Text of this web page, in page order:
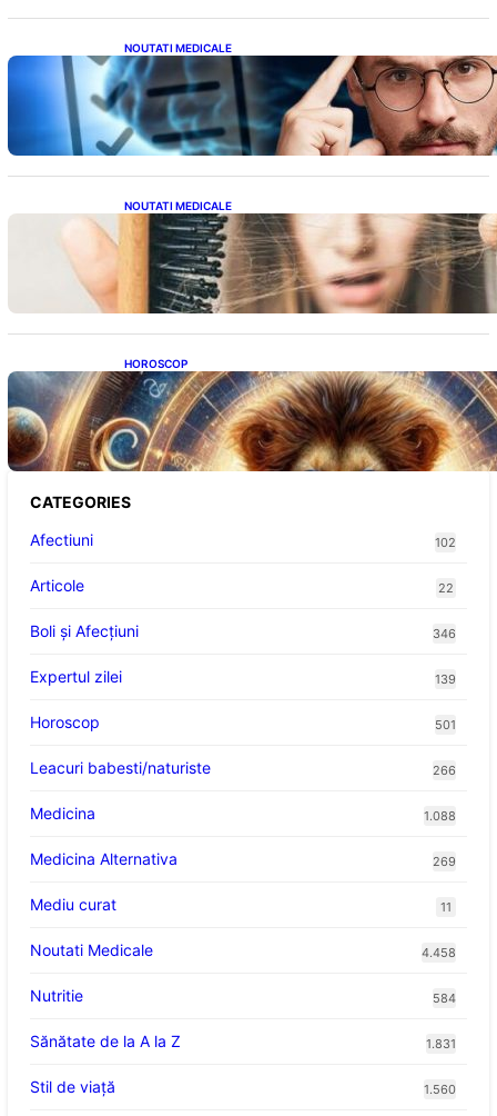
NOUTATI MEDICALE
Inteligența dincolo de note: Semnele unui IQ
ridicat care nu țin de școală
NOUTATI MEDICALE
Semnele unei deficiențe de proteine:
Impactul asupra sănătății tale
HOROSCOP
Portalul Leului 8/8: Oportunități de
Abundență pentru Cinci Zodii în 2026
CATEGORIES
Afectiuni
102
Articole 22
Boli și Afecțiuni 346
Expertul zilei 139
Horoscop 501
Leacuri babesti/naturiste 266
Medicina 1.088
Medicina Alternativa 269
Mediu curat 11
Noutati Medicale 4.458
Nutritie 584
Sănătate de la A la Z 1.831
Stil de viaţă 1.560